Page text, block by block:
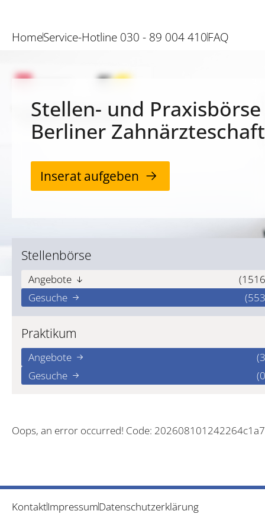
HomeService-Hotline 030 - 89 004 410FAQ
Stellen- und
Berliner Zahnärzteschaft
Inserat aufgeben
Stellenbörse
Angebote
Gesuche
Praktikum
Angebote
Gesuche
Oops, an error occurred! Code:
KontaktImpressumDatenschutzerklärung